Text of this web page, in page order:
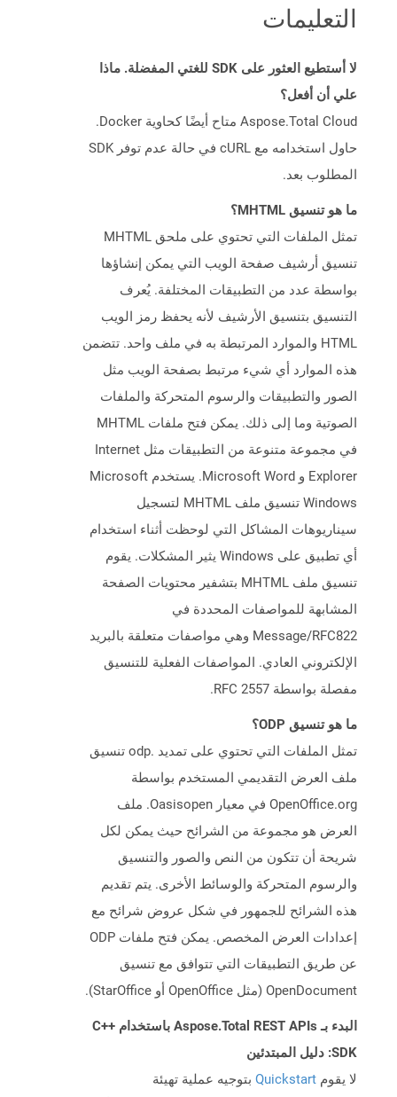
التعليمات
لا أستطيع العثور على SDK للغتي المفضلة. ماذا
علي أن أفعل؟
Aspose.Total Cloud متاح أيضًا كحاوية Docker.
حاول استخدامه مع cURL في حالة عدم توفر SDK
المطلوب بعد.
ما هو تنسيق MHTML؟
تمثل الملفات التي تحتوي على ملحق MHTML
تنسيق أرشيف صفحة الويب التي يمكن إنشاؤها
بواسطة عدد من التطبيقات المختلفة. يُعرف
التنسيق بتنسيق الأرشيف لأنه يحفظ رمز الويب
HTML والموارد المرتبطة به في ملف واحد. تتضمن
هذه الموارد أي شيء مرتبط بصفحة الويب مثل
الصور والتطبيقات والرسوم المتحركة والملفات
الصوتية وما إلى ذلك. يمكن فتح ملفات MHTML
في مجموعة متنوعة من التطبيقات مثل Internet
Explorer و Microsoft Word. يستخدم Microsoft
Windows تنسيق ملف MHTML لتسجيل
سيناريوهات المشاكل التي لوحظت أثناء استخدام
أي تطبيق على Windows يثير المشكلات. يقوم
تنسيق ملف MHTML بتشفير محتويات الصفحة
المشابهة للمواصفات المحددة في
Message/RFC822 وهي مواصفات متعلقة بالبريد
الإلكتروني العادي. المواصفات الفعلية للتنسيق
مفصلة بواسطة RFC 2557.
ما هو تنسيق ODP؟
تمثل الملفات التي تحتوي على تمديد .odp تنسيق
ملف العرض التقديمي المستخدم بواسطة
OpenOffice.org في معيار Oasisopen. ملف
العرض هو مجموعة من الشرائح حيث يمكن لكل
شريحة أن تتكون من النص والصور والتنسيق
والرسوم المتحركة والوسائط الأخرى. يتم تقديم
هذه الشرائح للجمهور في شكل عروض شرائح مع
إعدادات العرض المخصص. يمكن فتح ملفات ODP
عن طريق التطبيقات التي تتوافق مع تنسيق
OpenDocument (مثل OpenOffice أو StarOffice).
البدء بـ Aspose.Total REST APIs باستخدام C++
SDK: دليل المبتدئين
لا يقوم Quickstart بتوجيه عملية تهيئة